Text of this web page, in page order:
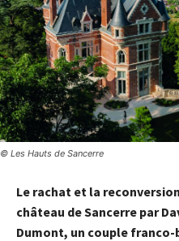
© Les Hauts de Sancerre
Le rachat et la
château deSancerre par
Dumont, un couple franco-